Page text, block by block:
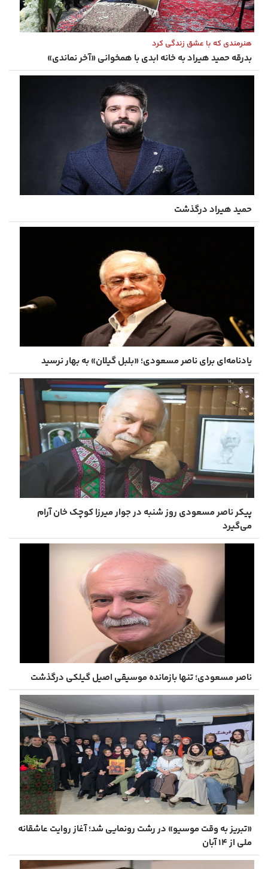
هنرمندی که با عشق زندگی کرد
بدرقه حمید هیراد به خانه ابدی با همخوانی «آخر نماندی»
حمید هیراد درگذشت
یادنامه‌ای برای ناصر مسعودی؛ «بلبل گیلان» به بهار نرسید
پیکر ناصر مسعودی روز شنبه در جوار میرزا کوچک خان آرام
می‌گیرد
ناصر مسعودی؛ تنها بازمانده موسیقی اصیل گیلکی درگذشت
«تبریز به وقت موسیو» در رشت رونمایی شد؛ آغاز روایت عاشقانه
‌ملی از ۱۴ آبان